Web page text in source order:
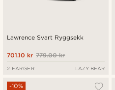
Lawrence Svart Ryggsekk
779.00 kr
701.10 kr
2 FARGER LAZY BEAR
-10%